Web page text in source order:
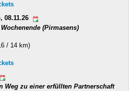
08.11.26
(Pirmasens)
/ 14 km)
Weg zu einer erfüllten Partnerschaft